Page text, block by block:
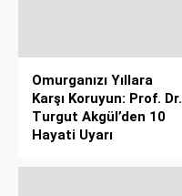
Omurganızı Yıllara
Karşı Koruyun: Prof. Dr.
Turgut Akgül’den 10
Hayati Uyarı